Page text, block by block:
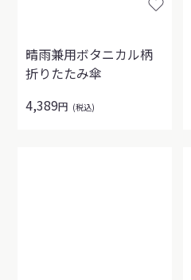
晴雨兼用ボタニカル柄
折りたたみ傘
4,389円 (税込)